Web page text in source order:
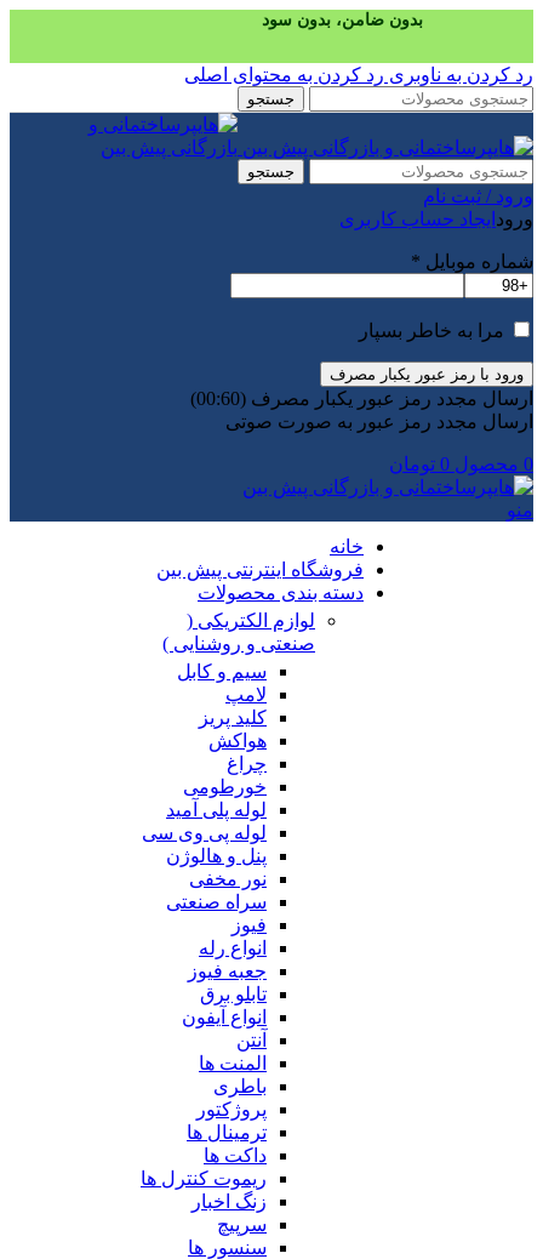
خرید قسطی با ترب‌پی
رد کردن به ناوبری رد کردن به محتوای اصلی
جستجو
جستجو
ورود / ثبت نام
ورود ایجاد حساب کاربری
شماره موبایل *
مرا به خاطر بسپار
ورود با رمز عبور یکبار مصرف
ارسال مجدد رمز عبور یکبار مصرف (00:
60
)
ارسال مجدد رمز عبور به صورت صوتی
0 محصول 0 تومان
منو
خانه
فروشگاه اینترنتی پیش بین
دسته بندی محصولات
لوازم الکتریکی (
صنعتی و روشنایی )
سیم و کابل
لامپ
کلید پریز
هواکش
چراغ
خورطومی
لوله پلی آمید
لوله پی وی سی
پنل و هالوژن
نور مخفی
سراه صنعتی
فیوز
انواع رله
جعبه فیوز
تابلو برق
انواع آیفون
آنتن
المنت ها
باطری
پروژکتور
ترمینال ها
داکت ها
ریموت کنترل ها
زنگ اخبار
سرپیچ
سنسور ها